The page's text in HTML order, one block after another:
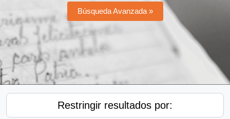
Búsqueda Avanzada »
Restringir resultados por: